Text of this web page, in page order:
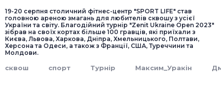
19-20 серпня столичний фітнес-центр "SPORT LIFE" став
головною ареною змагань для любителів сквошу з усієї
України та світу. Благодійний турнір "Zenit Ukraine Open 2023"
зібрав на своїх кортах більше 100 гравців, які приїхали з
Києва, Львова, Харкова, Дніпра, Хмельницького, Полтави,
Херсона та Одеси, а також з Франції, США, Туреччини та
Молдови.
сквош спорт Турнір Максим_Уракін